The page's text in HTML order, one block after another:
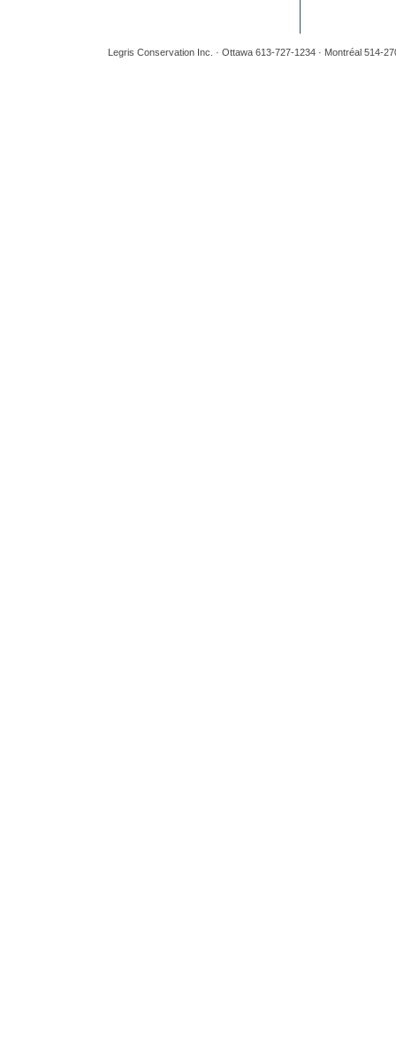
Legris Conservation Inc. · Ottawa 613-727-1234 · Montréal 514-